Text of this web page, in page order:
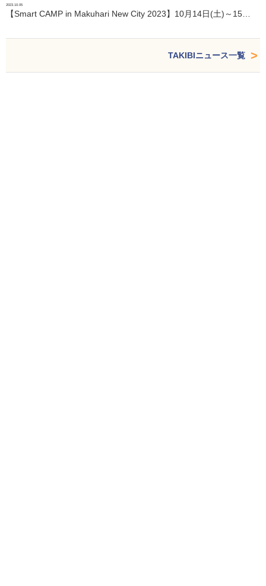
2023.10.05
【Smart CAMP in Makuhari New City 2023】10月14日(土)～15…
TAKIBIニュース一覧